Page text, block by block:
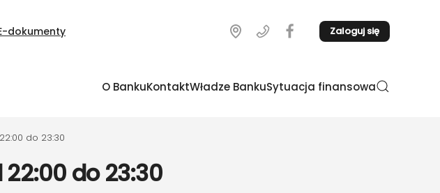
dokumenty Zaloguj się
O BankuKontaktWładze BankuSytuacja finansowa
do 23:30
do 23:30